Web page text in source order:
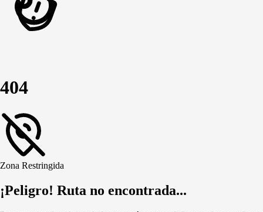
404
Zona Restringida
¡Peligro! Ruta no encontrada...